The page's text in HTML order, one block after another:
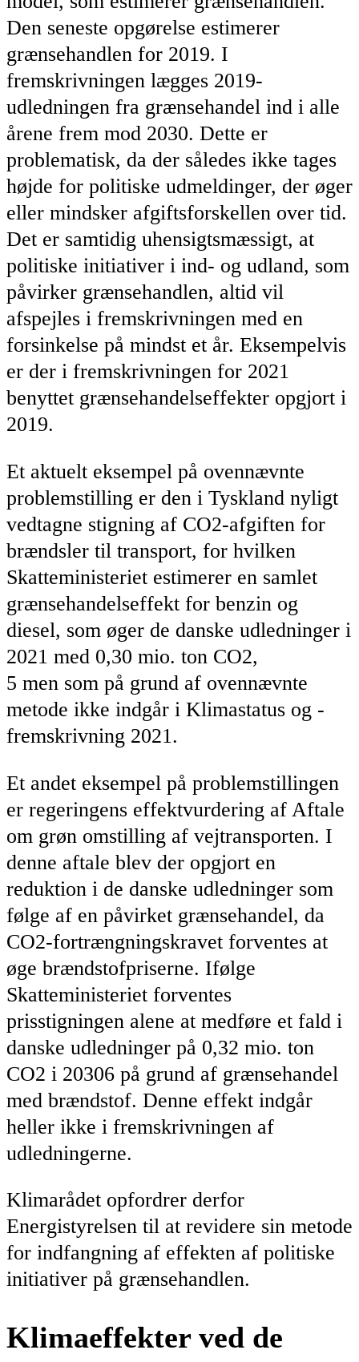
Den seneste opgørelse estimerer
grænsehandlen for 2019. I
fremskrivningen lægges 2019-
udledningen fra grænsehandel ind i alle
årene frem mod 2030. Dette er
problematisk, da der således ikke tages
højde for politiske udmeldinger, der øger
eller mindsker afgiftsforskellen over tid.
Det er samtidig uhensigtsmæssigt, at
politiske initiativer i ind- og udland, som
påvirker grænsehandlen, altid vil
afspejles i fremskrivningen med en
forsinkelse på mindst et år. Eksempelvis
er der i fremskrivningen for 2021
benyttet grænsehandelseffekter opgjort i
2019.
Et aktuelt eksempel på ovennævnte
problemstilling er den i Tyskland nyligt
vedtagne stigning af CO2-afgiften for
brændsler til transport, for hvilken
Skatteministeriet estimerer en samlet
grænsehandelseffekt for benzin og
diesel, som øger de danske udledninger i
2021 med 0,30 mio. ton CO2,
5 men som på grund af ovennævnte
metode ikke indgår i Klimastatus og -
fremskrivning 2021.
Et andet eksempel på problemstillingen
er regeringens effektvurdering af Aftale
om grøn omstilling af vejtransporten. I
denne aftale blev der opgjort en
reduktion i de danske udledninger som
følge af en påvirket grænsehandel, da
CO2-fortrængningskravet forventes at
øge brændstofpriserne. Ifølge
Skatteministeriet forventes
prisstigningen alene at medføre et fald i
danske udledninger på 0,32 mio. ton
CO2 i 20306 på grund af grænsehandel
med brændstof. Denne effekt indgår
heller ikke i fremskrivningen af
udledningerne.
Klimarådet opfordrer derfor
Energistyrelsen til at revidere sin metode
for indfangning af effekten af politiske
initiativer på grænsehandlen.
Klimaeffekter ved de